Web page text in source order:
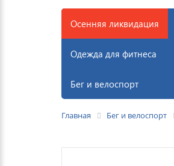
Осенняя ликвидация
Одежда для фитнеса
Бег и велоспорт
Главная Бег и велоспорт